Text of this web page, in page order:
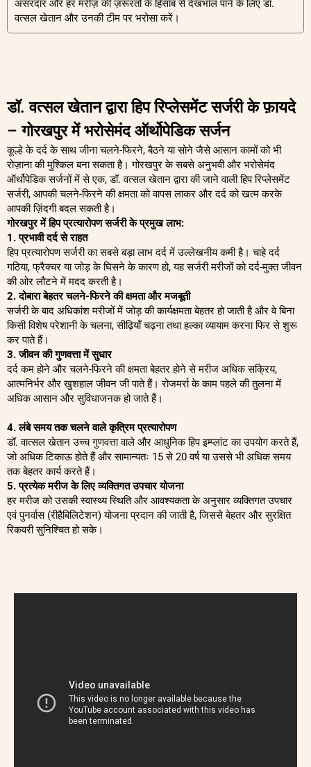
असरदार और हर मरीज़ की ज़रूरतों के हिसाब से देखभाल पाने के लिए डॉ.
वत्सल खेतान और उनकी टीम पर भरोसा करें।
डॉ. वत्सल खेतान द्वारा हिप रिप्लेसमेंट सर्जरी के फ़ायदे
– गोरखपुर में भरोसेमंद ऑर्थोपेडिक सर्जन
कूल्हे के दर्द के साथ जीना चलने-फिरने, बैठने या सोने जैसे आसान कामों को भी
रोज़ाना की मुश्किल बना सकता है। गोरखपुर के सबसे अनुभवी और भरोसेमंद
ऑर्थोपेडिक सर्जनों में से एक, डॉ. वत्सल खेतान द्वारा की जाने वाली हिप रिप्लेसमेंट
सर्जरी, आपकी चलने-फिरने की क्षमता को वापस लाकर और दर्द को खत्म करके
आपकी ज़िंदगी बदल सकती है।
गोरखपुर में हिप प्रत्यारोपण सर्जरी के प्रमुख लाभ:
1. प्रभावी दर्द से राहत
हिप प्रत्यारोपण सर्जरी का सबसे बड़ा लाभ दर्द में उल्लेखनीय कमी है। चाहे दर्द
गठिया, फ्रैक्चर या जोड़ के घिसने के कारण हो, यह सर्जरी मरीजों को दर्द-मुक्त जीवन
की ओर लौटने में मदद करती है।
2. दोबारा बेहतर चलने-फिरने की क्षमता और मजबूती
सर्जरी के बाद अधिकांश मरीजों में जोड़ की कार्यक्षमता बेहतर हो जाती है और वे बिना
किसी विशेष परेशानी के चलना, सीढ़ियाँ चढ़ना तथा हल्का व्यायाम करना फिर से शुरू
कर पाते हैं।
3. जीवन की गुणवत्ता में सुधार
दर्द कम होने और चलने-फिरने की क्षमता बेहतर होने से मरीज अधिक सक्रिय,
आत्मनिर्भर और खुशहाल जीवन जी पाते हैं। रोजमर्रा के काम पहले की तुलना में
अधिक आसान और सुविधाजनक हो जाते हैं।
4. लंबे समय तक चलने वाले कृत्रिम प्रत्यारोपण
डॉ. वात्सल खेतान उच्च गुणवत्ता वाले और आधुनिक हिप इम्प्लांट का उपयोग करते हैं,
जो अधिक टिकाऊ होते हैं और सामान्यतः 15 से 20 वर्ष या उससे भी अधिक समय
तक बेहतर कार्य करते हैं।
5. प्रत्येक मरीज के लिए व्यक्तिगत उपचार योजना
हर मरीज को उसकी स्वास्थ्य स्थिति और आवश्यकता के अनुसार व्यक्तिगत उपचार
एवं पुनर्वास (रीहैबिलिटेशन) योजना प्रदान की जाती है, जिससे बेहतर और सुरक्षित
रिकवरी सुनिश्चित हो सके।